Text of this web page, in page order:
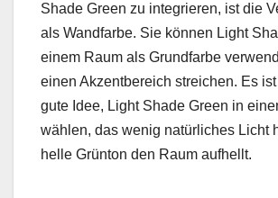
Shade Green zu integrieren, ist die
als Wandfarbe. Sie können Light
einem Raum als Grundfarbe
einen Akzentbereich streichen. Es
gute Idee, Light Shade Green in
wählen, das wenig natürliches Licht
helle Grünton den Raum aufhellt.